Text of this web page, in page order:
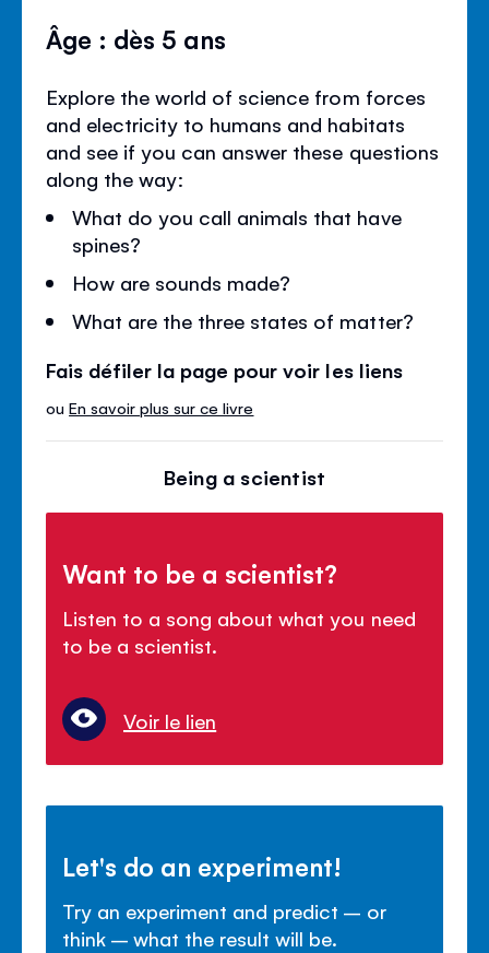
Âge : dès 5 ans
Explore the world of science from forces
and electricity to humans and habitats
and see if you can answer these questions
along the way:
What do you call animals that have
spines?
How are sounds made?
What are the three states of matter?
Fais défiler la page pour voir les liens
ouEn savoir plus sur ce livre
Being a scientist
Want to be a scientist?
Listen to a song about what you need
to be a scientist.
Voir le lien
Let's do an experiment!
Try an experiment and predict – or
think – what the result will be.